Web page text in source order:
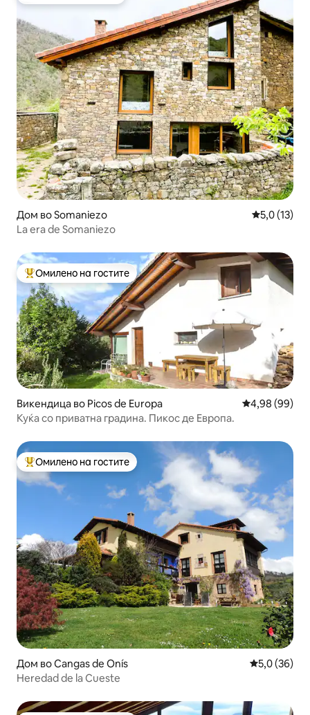
Дом во Somaniezo Просечна
5,0 (13)
La era de Somaniezo
Меѓу најуспешните „Омилени на гостите“
Омилено на гостите
Викендица во Picos de Europa Просечна
4,98 (99)
Куќа со приватна градина. Пикос де Европа.
Меѓу најуспешните „Омилени на гостите“
Омилено на гостите
Дом во Cangas de Onís Просечна
5,0 (36)
Heredad de la Cueste